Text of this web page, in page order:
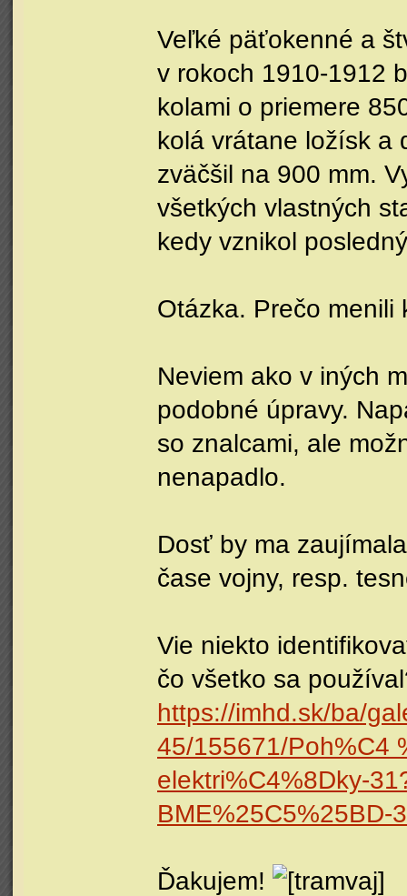
Veľké päťokenné a
v rokoch 1910-1912
kolami o priemere
kolá vrátane ložísk a
zväčšil na 900 mm.
všetkých vlastných
kedy vznikol
Otázka. Prečo menili
Neviem ako v iných
podobné úpravy.
so znalcami, ale
nenapadlo.
Dosť by ma
čase vojny, resp.
Vie niekto
čo všetko sa
https://imhd.sk/ba/
45/155671/Poh%C4
elektri%C4%8Dky-
BME%25C5%25BD-
Ďakujem!